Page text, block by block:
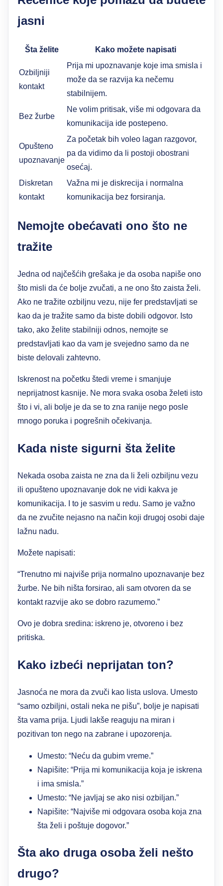
jasni
Šta želite Kako možete napisati
Ozbiljniji
kontakt
Prija mi upoznavanje koje ima smisla i
može da se razvija ka nečemu
stabilnijem.
Bez žurbe
Ne volim pritisak, više mi odgovara da
komunikacija ide postepeno.
Opušteno
upoznavanje
Za početak bih voleo lagan razgovor,
pa da vidimo da li postoji obostrani
osećaj.
Diskretan
kontakt
Važna mi je diskrecija i normalna
komunikacija bez forsiranja.
Nemojte obećavati ono što ne
tražite
Jedna od najčešćih grešaka je da osoba napiše ono
što misli da će bolje zvučati, a ne ono što zaista želi.
Ako ne tražite ozbiljnu vezu, nije fer predstavljati se
kao da je tražite samo da biste dobili odgovor. Isto
tako, ako želite stabilniji odnos, nemojte se
predstavljati kao da vam je svejedno samo da ne
biste delovali zahtevno.
Iskrenost na početku štedi vreme i smanjuje
neprijatnost kasnije. Ne mora svaka osoba želeti isto
što i vi, ali bolje je da se to zna ranije nego posle
mnogo poruka i pogrešnih očekivanja.
Kada niste sigurni šta želite
Nekada osoba zaista ne zna da li želi ozbiljnu vezu
ili opušteno upoznavanje dok ne vidi kakva je
komunikacija. I to je sasvim u redu. Samo je važno
da ne zvučite nejasno na način koji drugoj osobi daje
lažnu nadu.
Možete napisati:
“Trenutno mi najviše prija normalno upoznavanje bez
žurbe. Ne bih ništa forsirao, ali sam otvoren da se
kontakt razvije ako se dobro razumemo.”
Ovo je dobra sredina: iskreno je, otvoreno i bez
pritiska.
Kako izbeći neprijatan ton?
Jasnoća ne mora da zvuči kao lista uslova. Umesto
“samo ozbiljni, ostali neka ne pišu”, bolje je napisati
šta vama prija. Ljudi lakše reaguju na miran i
pozitivan ton nego na zabrane i upozorenja.
Umesto: “Neću da gubim vreme.”
Napišite: “Prija mi komunikacija koja je iskrena
i ima smisla.”
Umesto: “Ne javljaj se ako nisi ozbiljan.”
Napišite: “Najviše mi odgovara osoba koja zna
šta želi i poštuje dogovor.”
Šta ako druga osoba želi nešto
drugo?